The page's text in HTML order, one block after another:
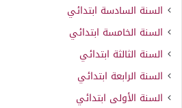
السنة السادسة ابتدائي
السنة الخامسة ابتدائي
السنة الثالثة ابتدائي
السنة الرابعة ابتدائي
السنة الأولى ابتدائي